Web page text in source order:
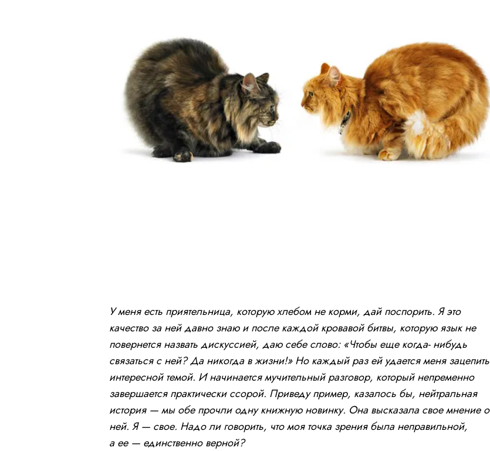
У меня есть приятельница, которую хлебом не корми, дай поспорить. Я это
качество за ней давно знаю и после каждой кровавой битвы, которую язык не
повернется назвать дискуссией, даю себе слово: «Чтобы еще когда- нибудь
связаться с ней? Да никогда в жизни!» Но каждый раз ей удается меня зацепить
интересной темой. И начинается мучительный разговор, который непременно
завершается практически ссорой. Приведу пример, казалось бы, нейтральная
история — мы обе прочли одну книжную новинку. Она высказала свое мнение о
ней. Я — свое. Надо ли говорить, что моя точка зрения была неправильной,
а ее — единственно верной?